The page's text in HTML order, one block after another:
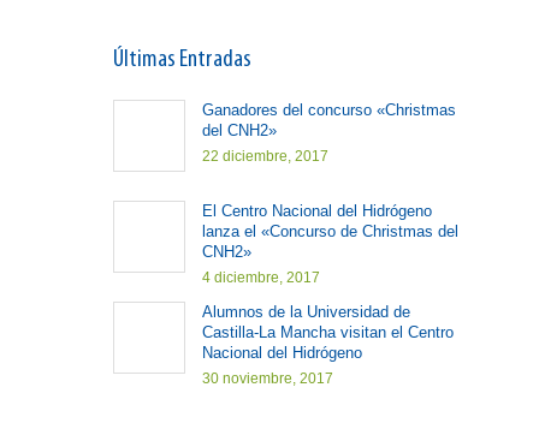
Últimas Entradas
Ganadores del concurso «Christmas
del CNH2»
22 diciembre, 2017
El Centro Nacional del Hidrógeno
lanza el «Concurso de Christmas del
CNH2»
4 diciembre, 2017
Alumnos de la Universidad de
Castilla-La Mancha visitan el Centro
Nacional del Hidrógeno
30 noviembre, 2017